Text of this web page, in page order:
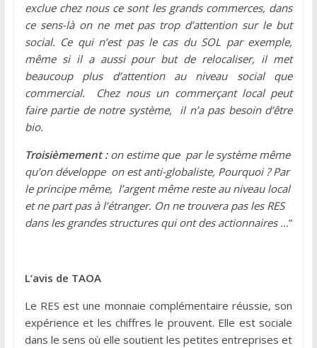
exclue chez nous ce sont les grands commerces, dans
ce sens-là on ne met pas trop d’attention sur le but
social. Ce qui n’est pas le cas du SOL par exemple,
même si il a aussi pour but de relocaliser, il met
beaucoup plus d’attention au niveau social que
commercial. Chez nous un commerçant local peut
faire partie de notre système, il n’a pas besoin d’être
bio.
Troisièmement :on estime que par le système même
qu’on développe on est anti-globaliste, Pourquoi ? Par
le principe même, l’argent même reste au niveau local
et ne part pas à l’étranger. On ne trouvera pas les RES
dans les grandes structures qui ont des actionnaires …”
L’avis de TAOA
Le RES est une monnaie complémentaire réussie, son
expérience et les chiffres le prouvent. Elle est sociale
dans le sens où elle soutient les petites entreprises et